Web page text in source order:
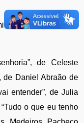
de R$ 2.000,00 –
de Celeste
de Daniel Abraão de
entender”, de Julia
o que eu tenho